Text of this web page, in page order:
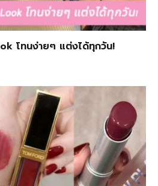
โทนง่ายๆ แต่งได้ทุกวัน!